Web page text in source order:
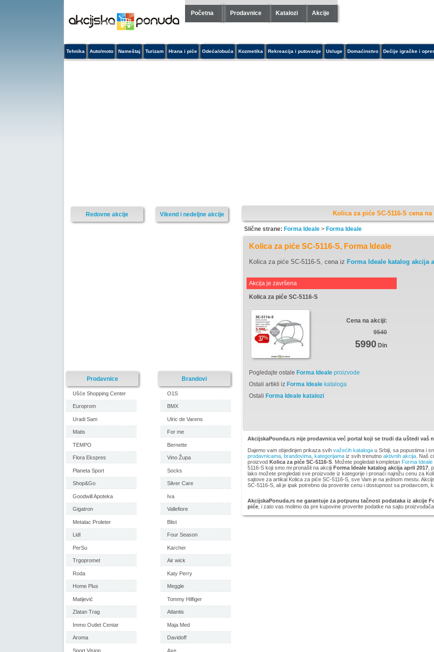
Početna Prodavnice Katalozi Akcije
Tehnika Auto/moto Nameštaj Turizam Hrana i piće Odeća/obuća Kozmetika Rekreacija i putovanje Usluge Domaćinstvo Dečije igračke i
Kolica za piće SC-5116-S cena
Slične strane: Forma Ideale > Forma Ideale
Kolica za piće SC-5116-S, Forma Ideale
Kolica za piće SC-5116-S, cena iz Forma Ideale katalog akcija
Akcija je završena
Kolica za piće SC-5116-S
Cena na akciji:
9540
5990 Din
Pogledajte ostale Forma Ideale proizvode
Ostali artikli iz Forma Ideale kataloga
Ostali Forma Ideale katalozi
AkcijskaPounda.rs nije prodavnica već portal koji se trudi da uštedi vaš
Dajemo vam objedinjen prikaza svih važećih kataloga u Srbiji, sa popustima i
prodavnicama brandovima kategorijama iz svih trenutno aktivnih akcija . Naš
proizvod Kolica za piće SC-5116-S . Možete pogledati kompletan Forma Ideale
5116-S koji smo mi pronašli na akciji Forma Ideale katalog akcija april 2017 ,
lako možete pregledati sve proizvode iz kategorije i pronaći najnižu cenu za
sajtove za artikal Kolica za piće SC-5116-S, sve Vam je na jednom mestu.
SC-5116-S, ali je ipak potrebno da proverite cenu i dostupnost sa prodavcem,
AkcijskaPonuda.rs ne garantuje za potpunu tačnost podataka iz akcije
piće , i zato vas molimo da pre kupovine proverite podatke na sajtu
Vikend i nedeljne akcije
Redovne akcije
Prodavnice
Ušće Shopping Center
Europrom
Uradi Sam
Matis
TEMPO
Flora Ekspres
Planeta Sport
Shop&Go
Goodwill Apoteka
Gigatron
Metalac Proleter
Lidl
PerSu
Trgopromet
Roda
Home Plus
Matijević
Zlatan Trag
Immo Outlet Centar
Aroma
Sport Vision
Brandovi
O1S
BMX
Ulric de Varens
For me
Bernette
Vino Župa
Socks
Silver Care
Iva
Vallefiore
Blist
Four Season
Karcher
Air wick
Katy Perry
Meggle
Tommy Hilfiger
Atlantis
Maja Med
Davidoff
Axe